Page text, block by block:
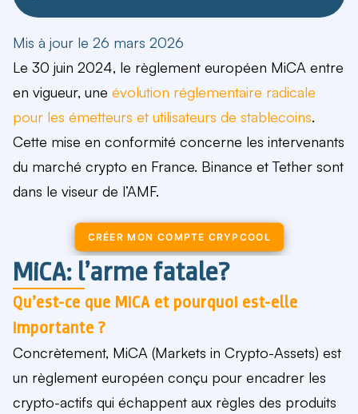
Mis à jour le 26 mars 2026
Le 30 juin 2024, le règlement européen MiCA entre
en vigueur, une évolution réglementaire radicale
pour les émetteurs et utilisateurs de stablecoins.
Cette mise en conformité concerne les intervenants
du marché crypto en France. Binance et Tether sont
dans le viseur de l’AMF.
CRÉER MON COMPTE CRYPCOOL
MiCA: l’arme fatale?
Qu’est-ce que MiCA et pourquoi est-elle
importante ?
Concrètement, MiCA (Markets in Crypto-Assets) est
un règlement européen conçu pour encadrer les
crypto-actifs qui échappent aux règles des produits